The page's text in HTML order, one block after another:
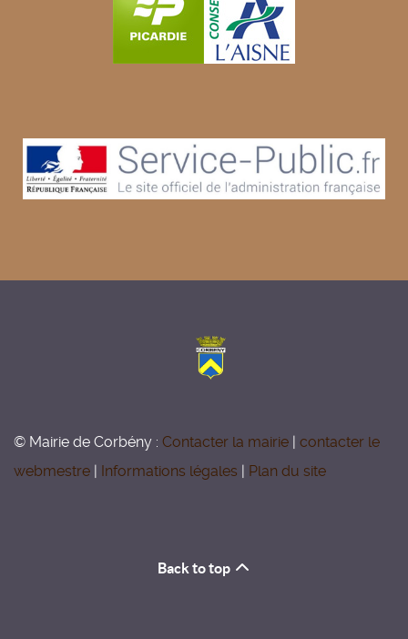
© Mairie de Corbény : Contacter la mairie | contacter le
webmestre | Informations légales | Plan du site
Back to top